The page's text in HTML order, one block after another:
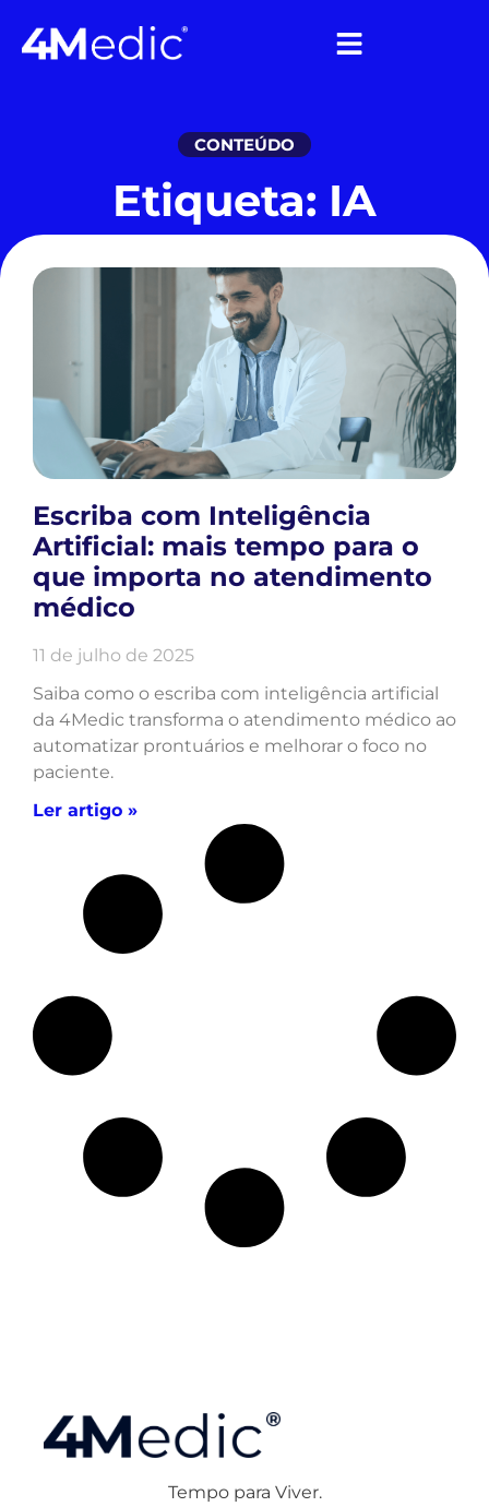
CONTEÚDO
Etiqueta: IA
Escriba com Inteligência
Artificial: mais tempo para o
que importa no atendimento
médico
11 de julho de 2025
Saiba como o escriba com inteligência artificial
da 4Medic transforma o atendimento médico ao
automatizar prontuários e melhorar o foco no
paciente.
Ler artigo »
Tempo para Viver.